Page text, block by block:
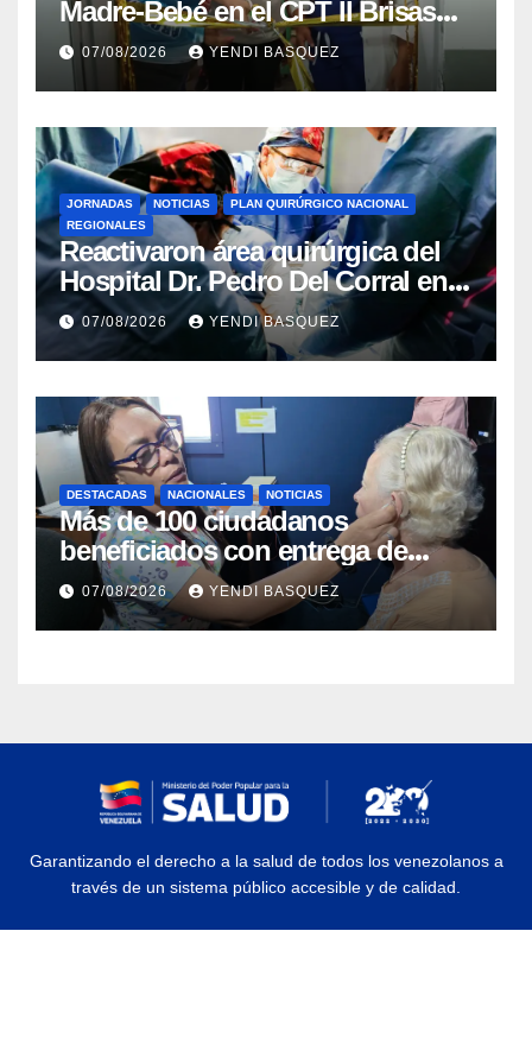
Madre-Bebé en el CPT II Brisas
del Aeropuerto ​Inauguraron
Rincón
07/08/2026 YENDI BASQUEZ
JORNADAS NOTICIAS
PLAN QUIRÚRGICO NACIONAL
REGIONALES
Reactivaron área quirúrgica del
Hospital Dr. Pedro Del Corral en
Guárico
07/08/2026 YENDI BASQUEZ
DESTACADAS NACIONALES NOTICIAS
Más de 100 ciudadanos
beneficiados con entrega de
prótesis auditivas en el Centro de
Rehabilitación J.J. Arvelo
07/08/2026 YENDI BASQUEZ
Garantizando el derecho a la salud de todos los venezolanos a
través de un sistema público accesible y de calidad.